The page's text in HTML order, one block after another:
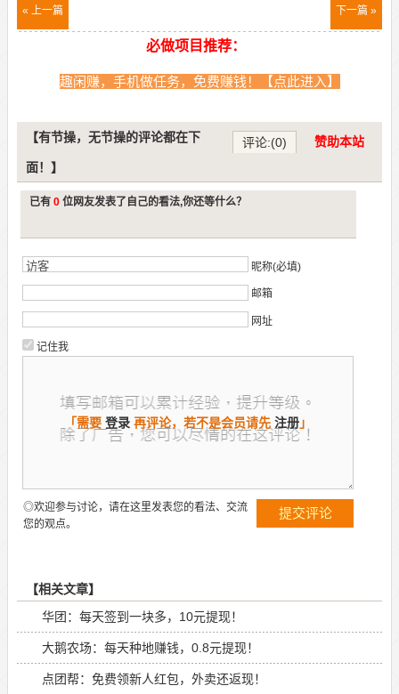
« 上一篇 下一篇 »
必做项目推荐：
趣闲赚，手机做任务，免费赚钱！【点此进入】
评论:(0) 赞助本站
【有节操，无节操的评论都在下
面！】
已有0 位网友发表了自己的看法,你还等什么？
昵称(必填)
邮箱
网址
记住我
◎欢迎参与讨论，请在这里发表您的看法、交流
您的观点。
【相关文章】
华团：每天签到一块多，10元提现！
大鹅农场：每天种地赚钱，0.8元提现！
点团帮：免费领新人红包，外卖还返现！
「需要 登录 再评论，若不是会员请先 注册」